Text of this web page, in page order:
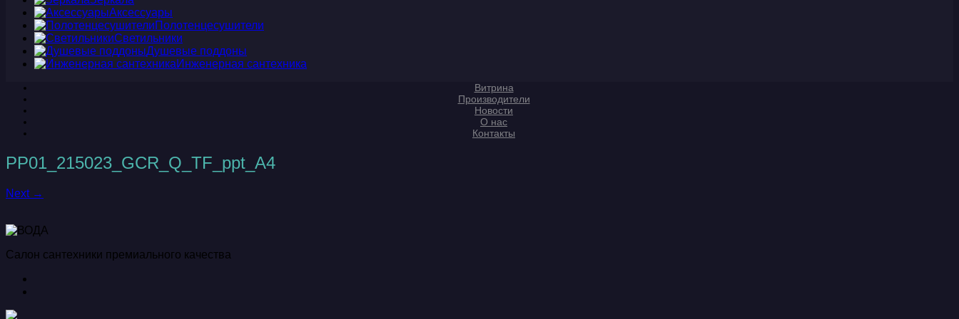
Аксессуары
Полотенцесушители
Светильники
Душевые поддоны
Инженерная сантехника
Витрина
Производители
Новости
О нас
Контакты
PP01_215023_GCR_Q_TF_ppt_A4
Next →
Салон сантехники премиального качества